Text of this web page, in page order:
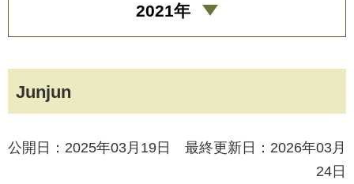
Junjun
公開日：2025年03月19日 最終更新日：2026年03月
24日
2021年